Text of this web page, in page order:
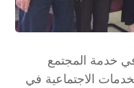
خدمة المجتمع
الاجتماعية في